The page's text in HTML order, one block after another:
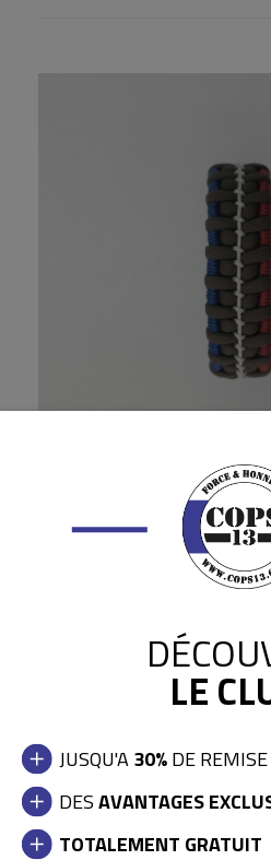
LE
JUSQU'A30%DE REMISE
DESAVANTAGES
TOTALEMENT GRATUIT
BRACELET
28,90